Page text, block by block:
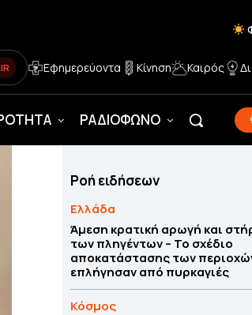
Εφημερεύοντα Κίνηση Καιρός
ΡΑΔΙΟΦΩΝΟ
Ροή ειδήσεων
Ελλάδα
Άμεση κρατική αρωγή και
των πληγέντων – Το σχέδιο
αποκατάστασης των
επλήγησαν από πυρκαγιές
Κόσμος